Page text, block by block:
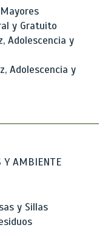
y Gratuito
Adolescencia y
Adolescencia y
Y AMBIENTE
y Sillas